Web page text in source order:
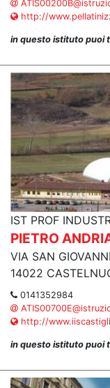
http://
in questo istituto puoi
IST PROF
PIETRO
VIA SAN
14022
0141352984
http://
in questo istituto puoi